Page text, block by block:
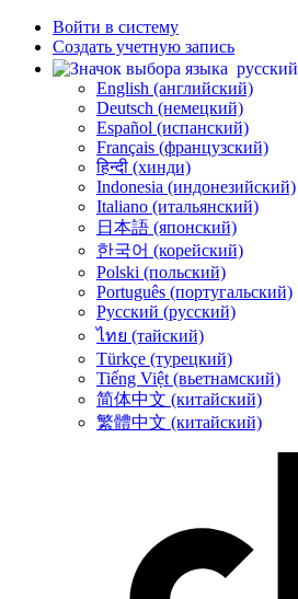
Войти в систему
Создать учетную запись
русский
English (английский)
Deutsch (немецкий)
Español (испанский)
Français (французский)
हिन्दी (хинди)
Indonesia (индонезийский)
Italiano (итальянский)
日本語 (японский)
한국어 (корейский)
Polski (польский)
Português (португальский)
Русский (русский)
ไทย (тайский)
Türkçe (турецкий)
Tiếng Việt (вьетнамский)
简体中文 (китайский)
繁體中文 (китайский)